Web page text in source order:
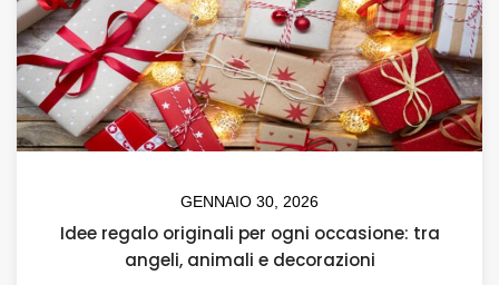
GENNAIO 30, 2026
Idee regalo originali per ogni occasione: tra
angeli, animali e decorazioni